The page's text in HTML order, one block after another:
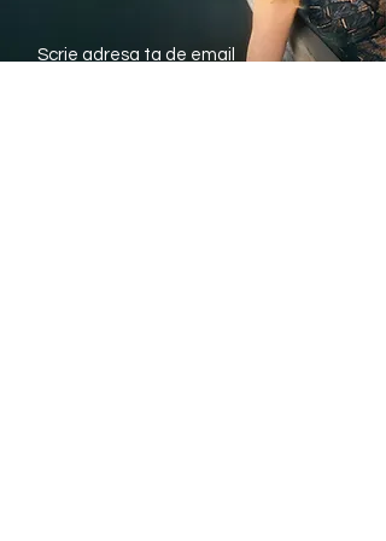
• Realizata din tesatura moale,
termoregulatoare, placuta pe piele